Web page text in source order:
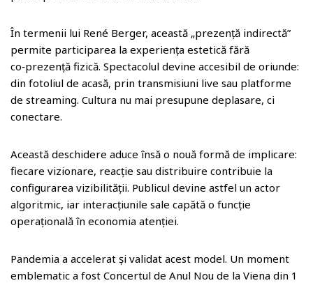
În termenii lui René Berger, această „prezență indirectă”
permite participarea la experiența estetică fără
co‑prezență fizică. Spectacolul devine accesibil de oriunde:
din fotoliul de acasă, prin transmisiuni live sau platforme
de streaming. Cultura nu mai presupune deplasare, ci
conectare.
Această deschidere aduce însă o nouă formă de implicare:
fiecare vizionare, reacție sau distribuire contribuie la
configurarea vizibilității. Publicul devine astfel un actor
algoritmic, iar interacțiunile sale capătă o funcție
operațională în economia atenției.
Pandemia a accelerat și validat acest model. Un moment
emblematic a fost Concertul de Anul Nou de la Viena din 1